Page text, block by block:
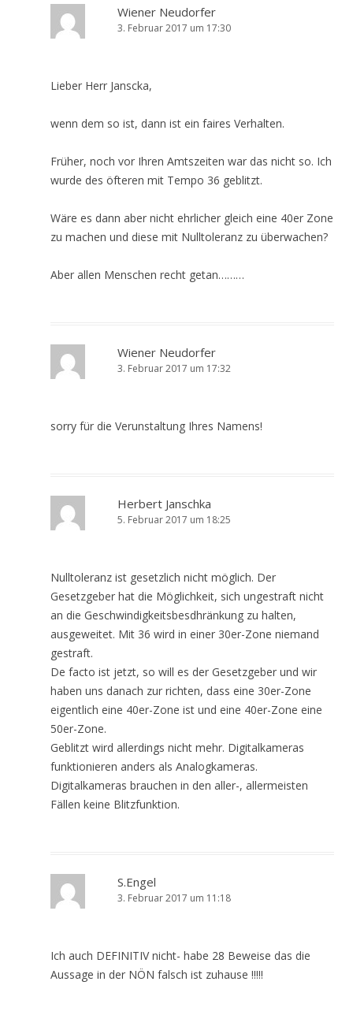
Wiener Neudorfer
3. Februar 2017 um 17:30
Lieber Herr Janscka,
wenn dem so ist, dann ist ein faires Verhalten.
Früher, noch vor Ihren Amtszeiten war das nicht so. Ich
wurde des öfteren mit Tempo 36 geblitzt.
Wäre es dann aber nicht ehrlicher gleich eine 40er Zone
zu machen und diese mit Nulltoleranz zu überwachen?
Aber allen Menschen recht getan………
Wiener Neudorfer
3. Februar 2017 um 17:32
sorry für die Verunstaltung Ihres Namens!
Herbert Janschka
5. Februar 2017 um 18:25
Nulltoleranz ist gesetzlich nicht möglich. Der
Gesetzgeber hat die Möglichkeit, sich ungestraft nicht
an die Geschwindigkeitsbesdhränkung zu halten,
ausgeweitet. Mit 36 wird in einer 30er-Zone niemand
gestraft.
De facto ist jetzt, so will es der Gesetzgeber und wir
haben uns danach zur richten, dass eine 30er-Zone
eigentlich eine 40er-Zone ist und eine 40er-Zone eine
50er-Zone.
Geblitzt wird allerdings nicht mehr. Digitalkameras
funktionieren anders als Analogkameras.
Digitalkameras brauchen in den aller-, allermeisten
Fällen keine Blitzfunktion.
S.Engel
3. Februar 2017 um 11:18
Ich auch DEFINITIV nicht- habe 28 Beweise das die
Aussage in der NÖN falsch ist zuhause !!!!!